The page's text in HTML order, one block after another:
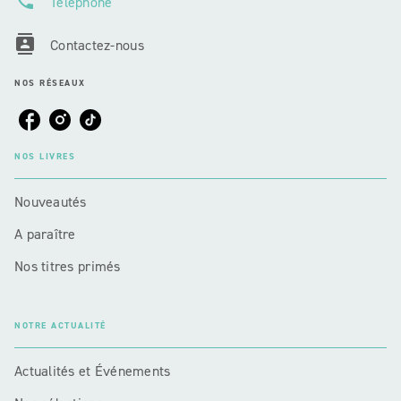
contacts Contactez-nous
NOS RÉSEAUX
NOS LIVRES
Nouveautés
A paraître
Nos titres primés
NOTRE ACTUALITÉ
Actualités et Événements